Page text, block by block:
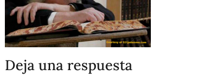
Deja una respuesta